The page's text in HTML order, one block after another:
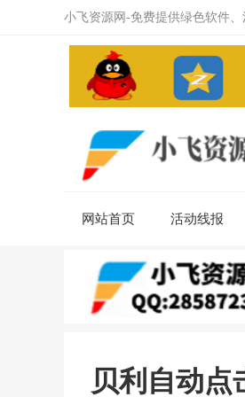
小飞资源网-免费提供绿色软件
网站首页 活动线报
贝利自动点